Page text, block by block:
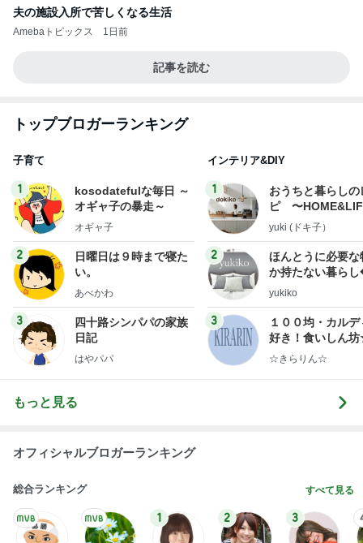
夫の施設入所で苦しくなる生活
Amebaトピックス 1日前
記事を読む
トップブロガーランキング
子育て
1
kosodatefulな毎日 ～
オギャ子の暴走～
オギャ子
2
日曜日は９時まで寝た
い。
あべかわ
3
四十路シンパパの家族
日記
はやパパ
インテリア&DIY
1
おうちと暮らしの
ピ 〜
yuki (ドキ子）
2
ほんとうに必要な
か持たない暮ら
ep Life Simple◆
yukiko
3
１００均・カルデ
好き！食いしん
らりん☆のブログ
☆きらりん☆
もっと見る
オフィシャルブロガーランキング
総合ランキング すべて見る
1 2 3